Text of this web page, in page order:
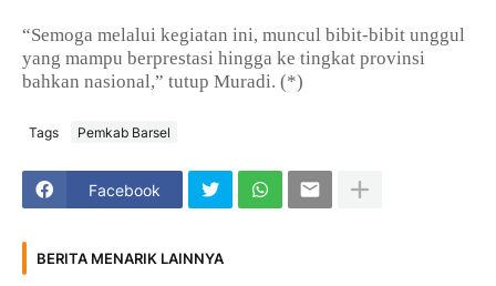
“Semoga melalui kegiatan ini, muncul bibit-bibit unggul
yang mampu berprestasi hingga ke tingkat provinsi
bahkan nasional,” tutup Muradi. (*)
Tags Pemkab Barsel
Facebook
BERITA MENARIK LAINNYA